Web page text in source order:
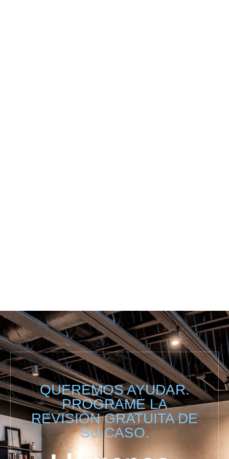
QUEREMOS AYUDAR.
PROGRAME LA
REVISIÓN GRATUITA DE
SU CASO.